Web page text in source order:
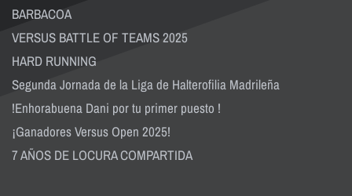
BARBACOA
VERSUS BATTLE OF TEAMS 2025
HARD RUNNING
Segunda Jornada de la Liga de Halterofilia Madrileña
!Enhorabuena Dani por tu primer puesto !
¡Ganadores Versus Open 2025!
7 AÑOS DE LOCURA COMPARTIDA